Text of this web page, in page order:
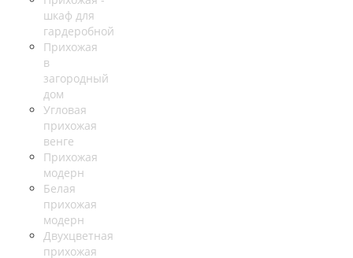
шкаф для
гардеробной
Прихожая
в
загородный
дом
Угловая
прихожая
венге
Прихожая
модерн
Белая
прихожая
модерн
Двухцветная
прихожая